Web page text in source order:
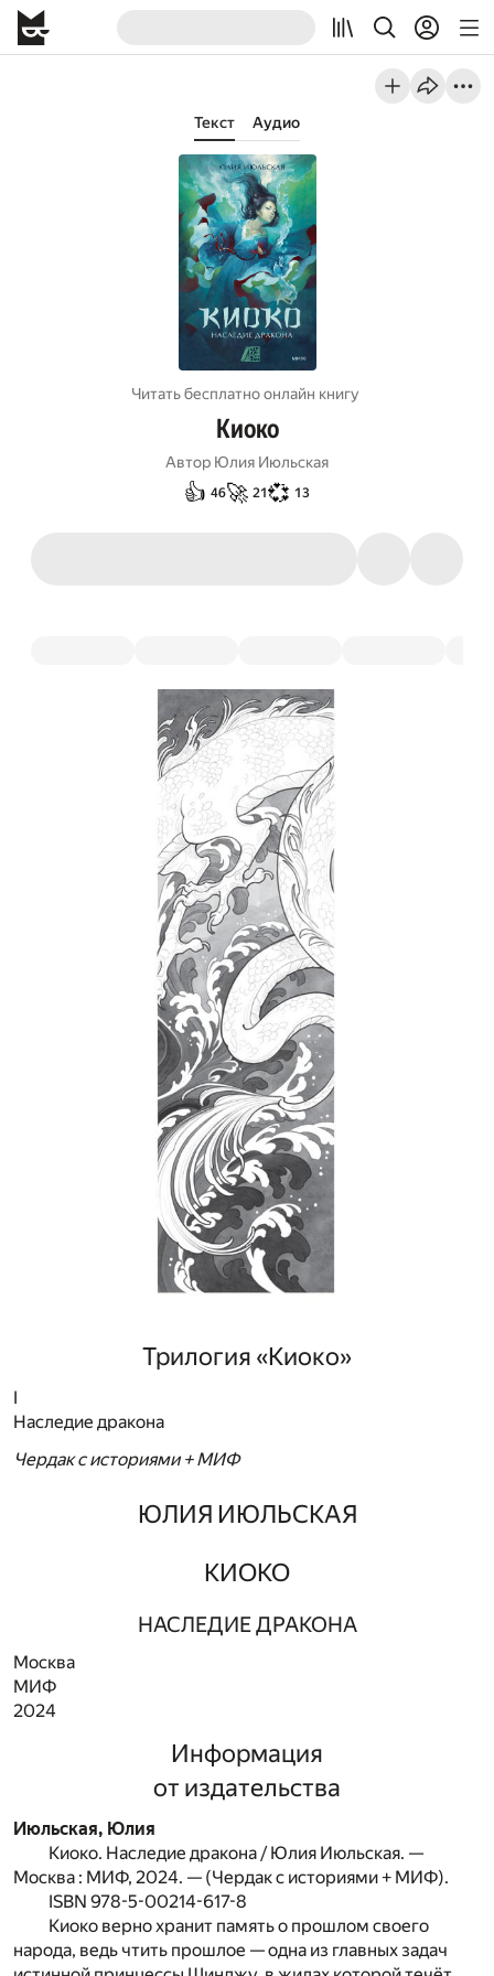
Текст Аудио
Читать бесплатно онлайн книгу
Киоко
Автор Юлия Июльская
👍 46🚀 21💞 13
Трилогия «Киоко»
I
Наследие дракона
Чердак с историями + МИФ
ЮЛИЯ ИЮЛЬСКАЯ
КИОКО
НАСЛЕДИЕ ДРАКОНА
Москва
МИФ
2024
Информация
от издательства
Июльская, Юлия
Киоко. Наследие дракона / Юлия Июльская. —
Москва : МИФ, 2024. — (Чердак с историями + МИФ).
ISBN 978-5-00214-617-8
Киоко верно хранит память о прошлом своего
народа, ведь чтить прошлое — одна из главных задач